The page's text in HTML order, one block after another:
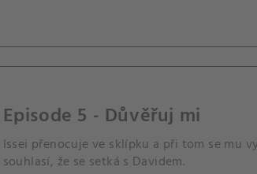
Episode 5 - Důvěřuj mi
Issei přenocuje ve sklípku a při tom se mu
souhlasí, že se setká s Davidem.